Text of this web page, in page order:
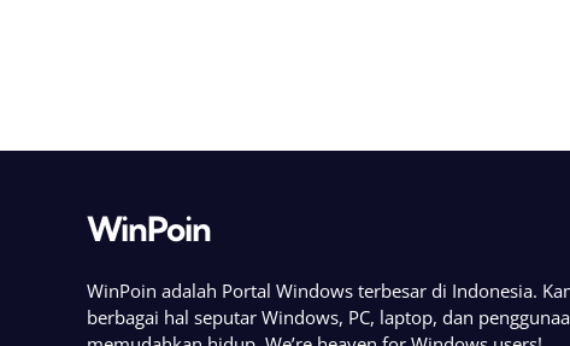
WinPoin
WinPoin adalah Portal Windows terbesar di Indonesia.
berbagai hal seputar Windows, PC, laptop, dan